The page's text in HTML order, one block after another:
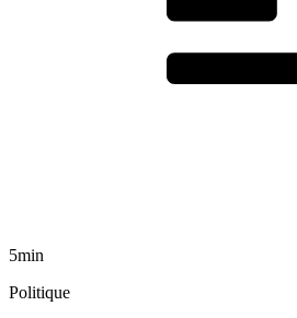
5min
Politique